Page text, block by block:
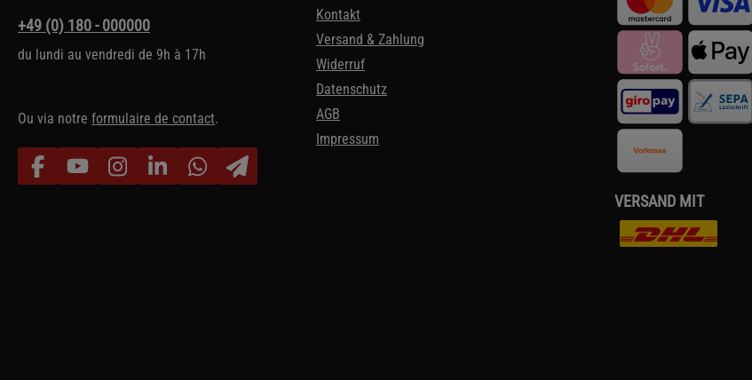
+49 (0) 180 - 000000
du lundi au vendredi de 9h à 17h
Ou via notre formulaire de contact.
Kontakt
Versand & Zahlung
Widerruf
Datenschutz
AGB
Impressum
VERSAND MIT